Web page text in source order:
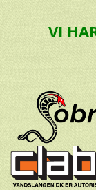
VI